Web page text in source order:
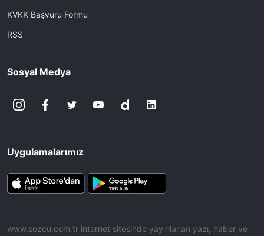
KVKK Başvuru Formu
RSS
Sosyal Medya
Uygulamalarımız
www.sozcu.com.tr internet sitesinde yayınlanan yazı, haber ve